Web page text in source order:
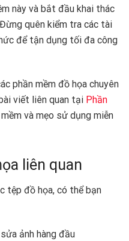
này và bắt đầu khai thác
quên kiểm tra các tài
để tận dụng tối đa công
phần mềm đồ họa chuyên
viết liên quan tại Phần
và mẹo sử dụng miễn
liên quan
tệp đồ họa, có thể bạn
ảnh hàng đầu